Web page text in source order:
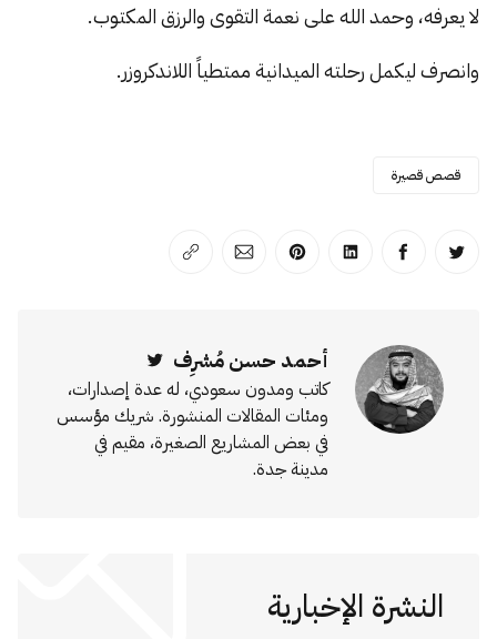
لا يعرفه، وحمد الله على نعمة التقوى والرزق المكتوب.
وانصرف ليكمل رحلته الميدانية ممتطياً اللاندكروزر.
قصص قصيرة
انشر على تويترانشر على الفيسبوك
انشر على لينكد إن
انشر على بينترست
انشر على الإيميل
انسخ الرابط
أحمد حسن مُشرِف
كاتب ومدون سعودي، له عدة إصدارات،
ومئات المقالات المنشورة. شريك مؤسس
في بعض المشاريع الصغيرة، مقيم في
مدينة جدة.
النشرة الإخبارية